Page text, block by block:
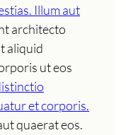
Illum aut
architecto
aliquid
ut eos
et corporis.
quaerat eos.